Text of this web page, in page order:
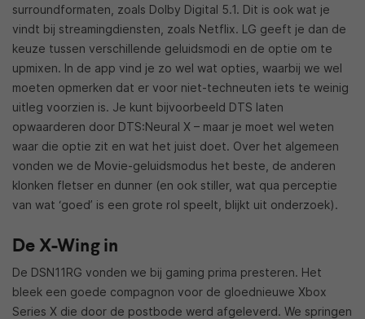
surroundformaten, zoals Dolby Digital 5.1. Dit is ook wat je
vindt bij streamingdiensten, zoals Netflix. LG geeft je dan de
keuze tussen verschillende geluidsmodi en de optie om te
upmixen. In de app vind je zo wel wat opties, waarbij we wel
moeten opmerken dat er voor niet-techneuten iets te weinig
uitleg voorzien is. Je kunt bijvoorbeeld DTS laten
opwaarderen door DTS:Neural X – maar je moet wel weten
waar die optie zit en wat het juist doet. Over het algemeen
vonden we de Movie-geluidsmodus het beste, de anderen
klonken fletser en dunner (en ook stiller, wat qua perceptie
van wat ‘goed’ is een grote rol speelt, blijkt uit onderzoek).
De X-Wing in
De DSN11RG vonden we bij gaming prima presteren. Het
bleek een goede compagnon voor de gloednieuwe Xbox
Series X die door de postbode werd afgeleverd. We springen